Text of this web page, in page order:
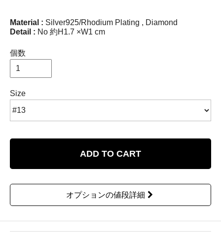
Material : Silver925/Rhodium Plating , Diamond
Detail : No 約H1.7 ×W1 cm
個数
Size
ADD TO CART
オプションの値段詳細